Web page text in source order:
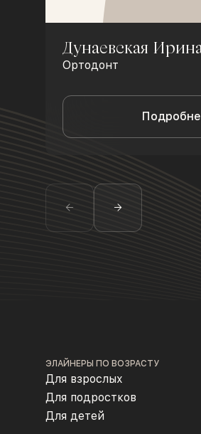
Дунаевская
Ортодонт
ЭЛАЙНЕРЫ ПО ВОЗРАСТУ
Для взрослых
Для подростков
Для детей